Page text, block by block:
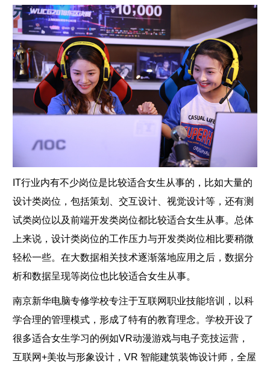
IT行业内有不少岗位是比较适合女生从事的，比如大量的
设计类岗位，包括策划、交互设计、视觉设计等，还有测
试类岗位以及前端开发类岗位都比较适合女生从事。总体
上来说，设计类岗位的工作压力与开发类岗位相比要稍微
轻松一些。在大数据相关技术逐渐落地应用之后，数据分
析和数据呈现等岗位也比较适合女生从事。
南京新华电脑专修学校专注于互联网职业技能培训，以科
学合理的管理模式，形成了特有的教育理念。学校开设了
很多适合女生学习的例如VR动漫游戏与电子竞技运营，
互联网+美妆与形象设计，VR 智能建筑装饰设计师，全屋